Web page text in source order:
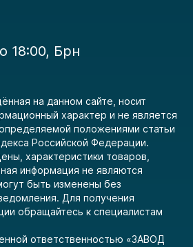
18:00, Брн
на данном сайте, носит
характер и не является
положениями статьи
Российской Федерации.
характеристики товаров,
информация не являются
быть изменены без
Для получения
обращайтесь к специалистам
ответственностью «ЗАВОД